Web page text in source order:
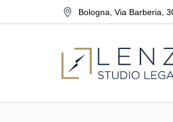
Bologna Via Barberia,